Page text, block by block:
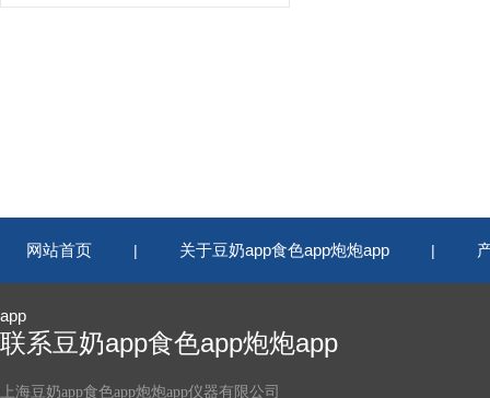
网站首页 | 关于豆奶app食色app炮炮app |
app
联系豆奶app食色app炮炮app
上海豆奶app食色app炮炮app仪器有限公司